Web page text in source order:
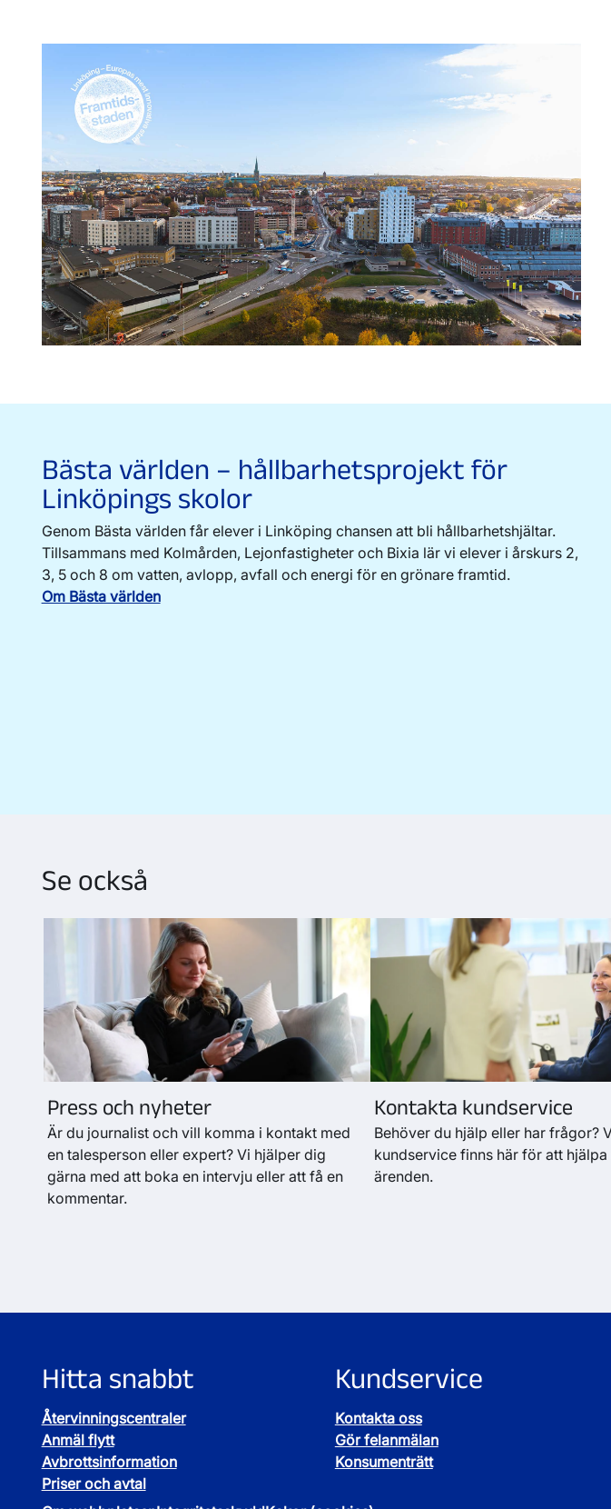
Bästa världen – hållbarhetsprojekt för
Linköpings skolor
Genom Bästa världen får elever i Linköping chansen att bli hållbarhetshjältar.
Tillsammans med Kolmården, Lejonfastigheter och Bixia lär vi elever i årskurs 2,
3, 5 och 8 om vatten, avlopp, avfall och energi för en grönare framtid.
Om Bästa världen
Se också
Press och nyheter
Är du journalist och vill komma i kontakt med
en talesperson eller expert? Vi hjälper dig
gärna med att boka en intervju eller att få en
kommentar.
Kontakta kundservice
Behöver du hjälp eller har frågor?
kundservice finns här för att
ärenden.
Hitta snabbt
Återvinningscentraler
Anmäl flytt
Avbrottsinformation
Priser och avtal
Kundservice
Kontakta oss
Gör felanmälan
Konsumenträtt